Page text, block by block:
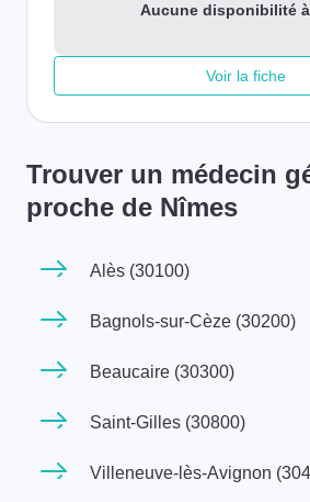
Aucune disponibilité
Voir la fiche
Trouver un médecin
proche de Nîmes
Alès (30100)
Bagnols-sur-Cèze (30200)
Beaucaire (30300)
Saint-Gilles (30800)
Villeneuve-lès-Avignon